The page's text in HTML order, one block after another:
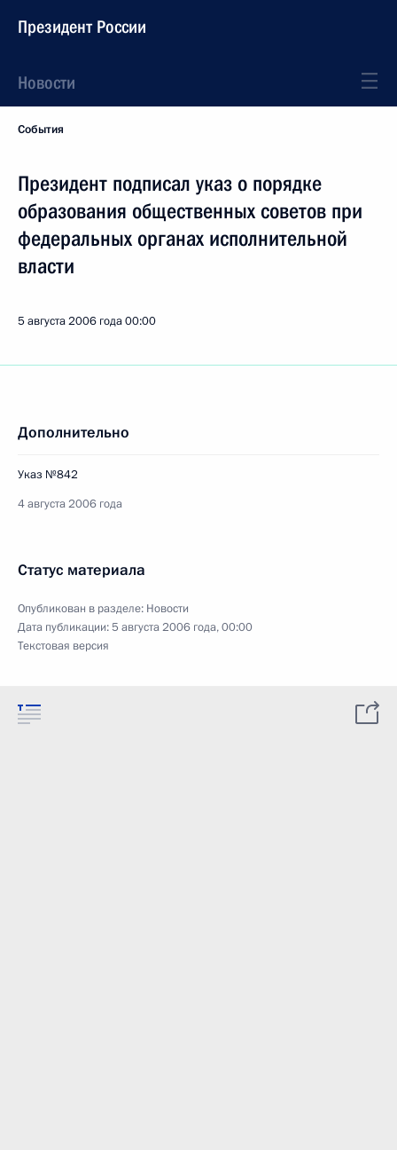
Президент России
Новости
События
Президент подписал указ о порядке
образования общественных советов при
федеральных органах исполнительной
власти
5 августа 2006 года00:00
Дополнительно
Указ №842
4 августа 2006 года
Статус материала
Опубликован в разделе: Новости
Дата публикации:5 августа 2006 года, 00:00
Текстовая версия